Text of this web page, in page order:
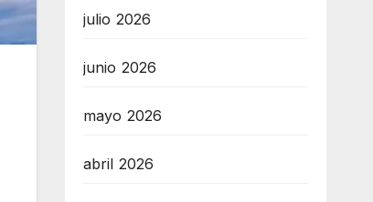
julio 2026
junio 2026
mayo 2026
abril 2026